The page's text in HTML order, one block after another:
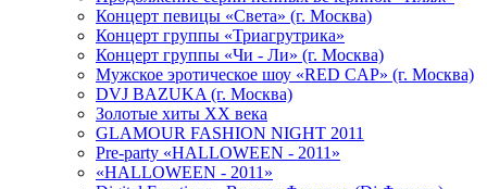
Концерт певицы «Света» (г. Москва)
Концерт группы «Триагрутрика»
Концерт группы «Чи - Ли» (г. Москва)
Мужское эротическое шоу «RED CAP» (г. Москва)
DVJ BAZUKA (г. Москва)
Золотые хиты XX века
GLAMOUR FASHION NIGHT 2011
Pre-party «HALLOWEEN - 2011»
«HALLOWEEN - 2011»